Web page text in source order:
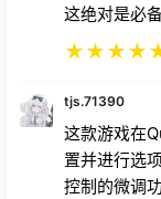
这绝对是必备
★★★★
tjs.71390
这款游戏在
置并进行选
控制的微调